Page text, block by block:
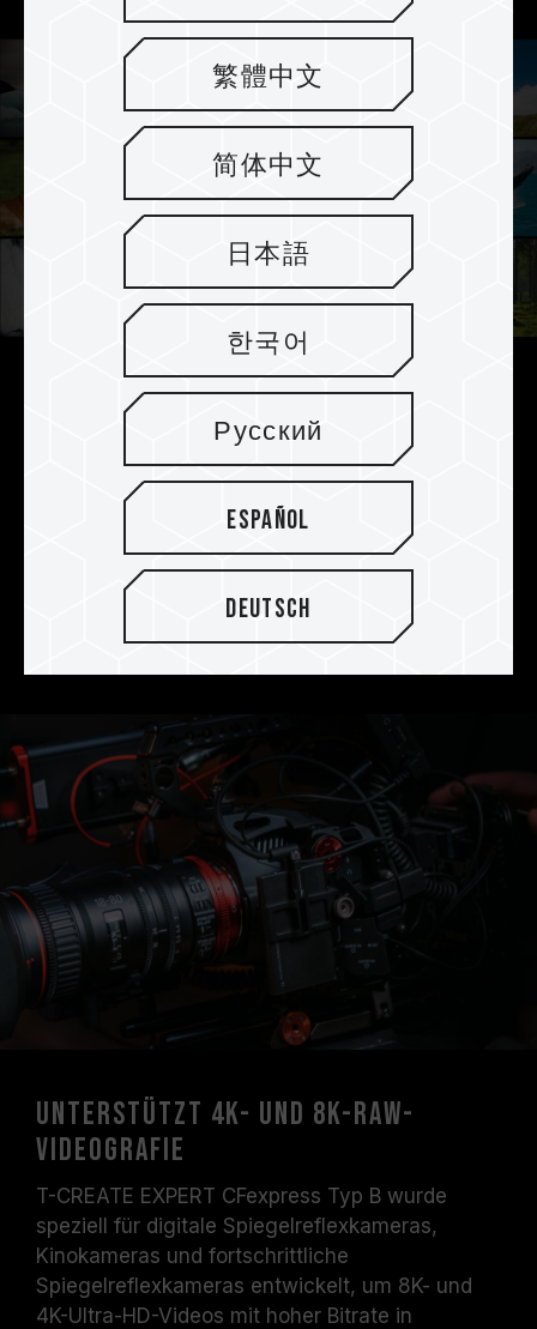
2TB Speicherkapazität für Daten
auf einer Karte
Kreative sind beim Erstellen von Inhalten nicht
mehr durch eine begrenzte
Speicherkartenkapazität eingeschränkt. Die T-
CREATE EXPERT CFexpress 2.0 Typ B bietet
eine maximale Kapazität von 2 TB, die fast 2
Stunden 8K-RAW-Videografie ermöglicht.
Unterstützt 4K- und 8K-RAW-
Videografie
T-CREATE EXPERT CFexpress Typ B wurde
speziell für digitale Spiegelreflexkameras,
Kinokameras und fortschrittliche
Spiegelreflexkameras entwickelt, um 8K- und
4K-Ultra-HD-Videos mit hoher Bitrate in
繁體中文
简体中文
日本語
한국어
Русский
Español
Deutsch